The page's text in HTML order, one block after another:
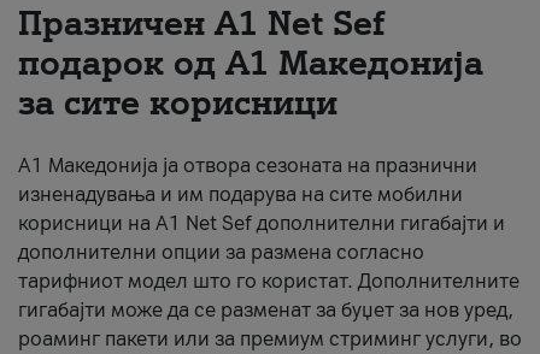
За нас
#ПодобарОнлајн
Празничен A1 Net Sеf
подарок од А1 Македонија
за сите корисници
А1 Македонија ја отвора сезоната на празнични
изненадувања и им подарува на сите мобилни
корисници на A1 Net Sef дополнителни гигабајти и
дополнителни опции за размена согласно
тарифниот модел што го користат. Дополнителните
гигабајти може да се разменат за буџет за нов уред,
роаминг пакети или за премиум стриминг услуги, во